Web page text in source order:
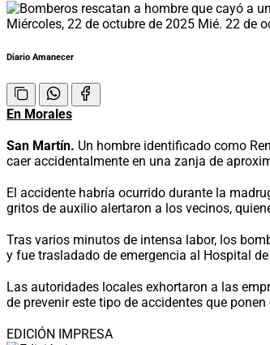
Miércoles, 22 de octubre de 2025 Mié. 22 de
Diario Amanecer
En Morales
San Martín. Un hombre identificado como
caer accidentalmente en una zanja de
El accidente habría ocurrido durante la
gritos de auxilio alertaron a los vecinos,
Tras varios minutos de intensa labor, los
y fue trasladado de emergencia al Hospital
Las autoridades locales exhortaron a las
de prevenir este tipo de accidentes que
EDICIÓN IMPRESA